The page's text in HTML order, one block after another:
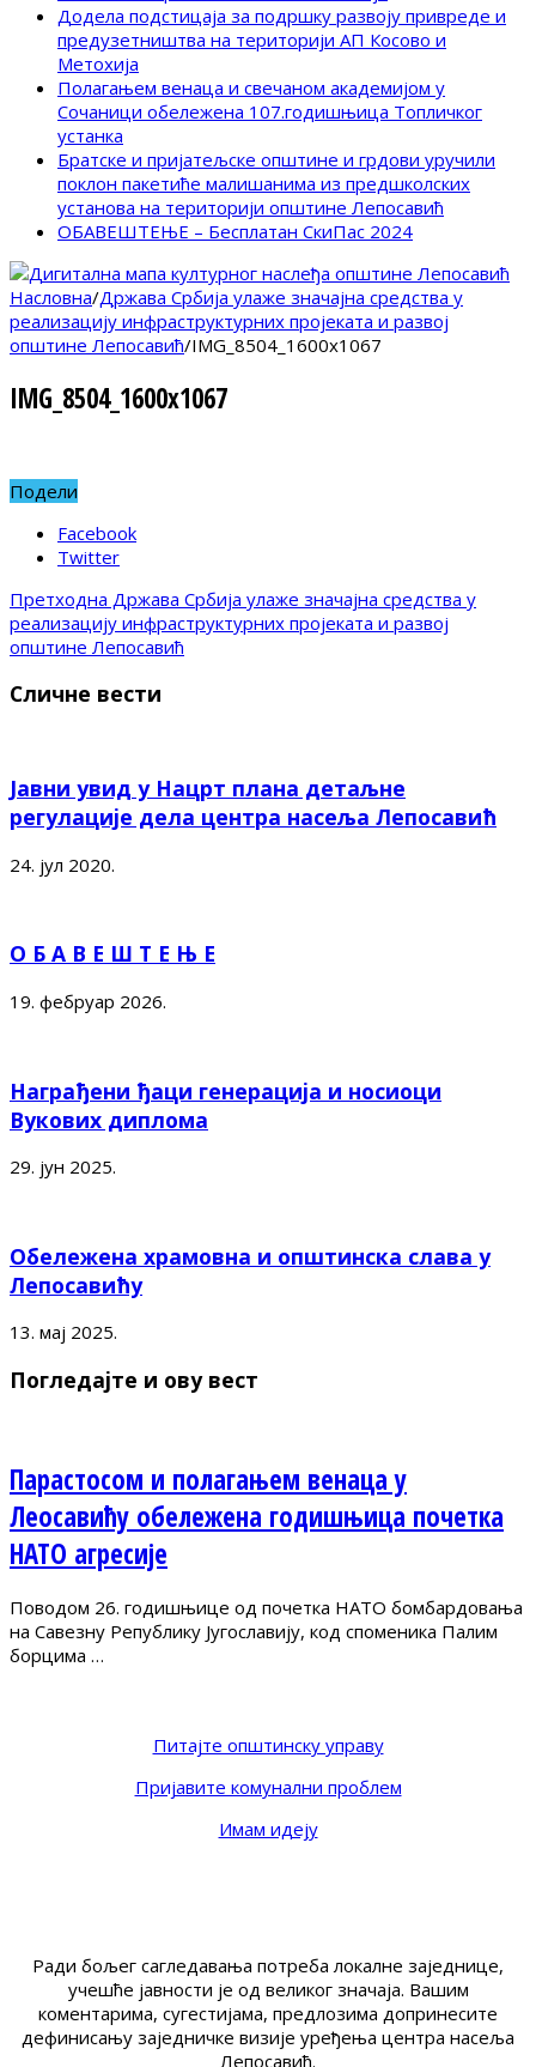
Додела подстицаја за подршку развоју привреде и
предузетништва на територији АП Косово и
Метохија
Полагањем венаца и свечаном академијом у
Сочаници обележена 107.годишњица Топличког
устанка
Братске и пријатељске општине и грдови уручили
поклон пакетиће малишанима из предшколских
установа на територији општине Лепосавић
ОБАВЕШТЕЊЕ – Бесплатан СкиПас 2024
Насловна/Држава Србија улаже значајна средства у
реализацију инфраструктурних пројеката и развој
општине Лепосавић/IMG_8504_1600x1067
IMG_8504_1600x1067
Подели
Facebook
Twitter
Претходна Држава Србија улаже значајна средства у
реализацију инфраструктурних пројеката и развој
општине Лепосавић
Сличне вести
Јавни увид у Нацрт плана детаљне
регулације дела центра насеља Лепосавић
24. јул 2020.
О Б А В Е Ш Т Е Њ Е
19. фебруар 2026.
Награђени ђаци генерација и носиоци
Вукових диплома
29. јун 2025.
Обележена храмовна и општинска слава у
Лепосавићу
13. мај 2025.
Погледајте и ову вест
Парастосом и полагањем венаца у
Леосавићу обележена годишњица почетка
НАТО агресије
Поводом 26. годишњице од почетка НАТО бомбардовања
на Савезну Републику Југославију, код споменика Палим
борцима …
Питајте општинску управу
Пријавите комунални проблем
Имам идеју
Ради бољег сагледавања потреба локалне заједнице,
учешће јавности је од великог значаја. Вашим
коментарима, сугестијама, предлозима допринесите
дефинисању заједничке визије уређења центра насеља
Лепосавић.